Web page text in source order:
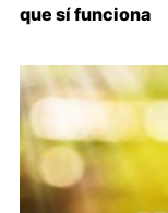
que sí funciona